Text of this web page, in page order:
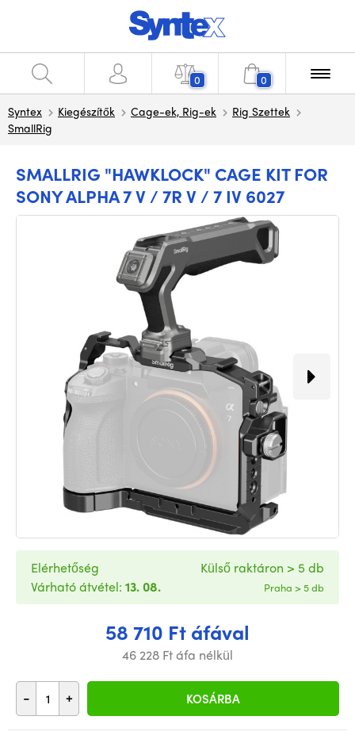
0 0
Syntex Kiegészítők Cage-ek, Rig-ek
Rig Szettek
SmallRig
SMALLRIG "HAWKLOCK" CAGE KIT FOR
SONY ALPHA 7 V / 7R V / 7 IV 6027
58 710 Ft áfával
46 228 Ft áfa nélkül
- + KOSÁRBA
Elérhetőség
Várható átvétel: 13. 08.
Külső raktáron > 5 db
Praha > 5 db